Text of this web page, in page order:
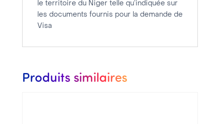
le territoire du Niger telle qu’indiquée sur
les documents fournis pour la demande de
Visa
Produits similaires